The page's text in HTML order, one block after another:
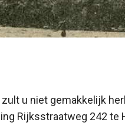
u niet gemakkelijk
Rijksstraatweg 242 te